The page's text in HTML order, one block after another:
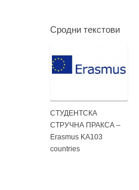
Сродни текстови
СТУДЕНТСКА
СТРУЧНА ПРАКСА –
Erasmus KA103
countries